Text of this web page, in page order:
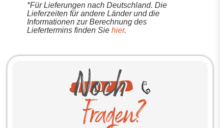
*Für Lieferungen nach Deutschland. Die
Lieferzeiten für andere Länder und die
Informationen zur Berechnung des
Liefertermins finden Sie hier.